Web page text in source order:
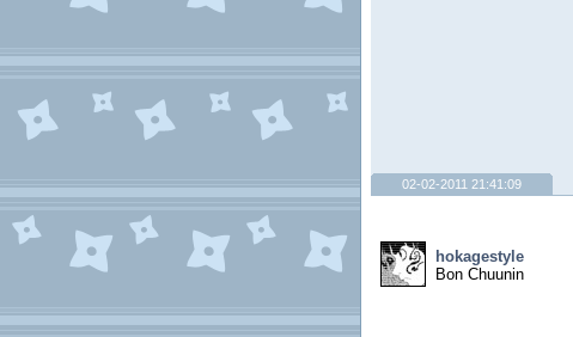
02-02-2011 21:41:09
hokagestyle
Bon Chuunin